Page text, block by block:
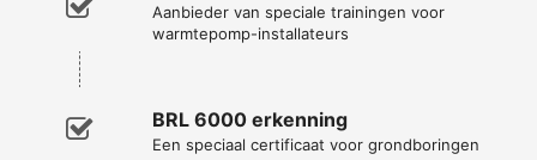
Aanbieder van speciale trainingen voor
warmtepomp-installateurs
BRL 6000 erkenning
Een speciaal certificaat voor grondboringen